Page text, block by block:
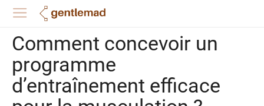
Comment concevoir un
programme
d’entraînement efficace